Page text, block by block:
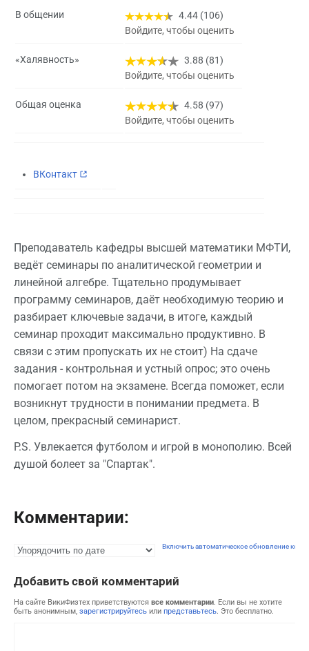
В общении
4.44 (106)
Войдите, чтобы оценить
«Халявность»
3.88 (81)
Войдите, чтобы оценить
Общая оценка
4.58 (97)
Войдите, чтобы оценить
ВКонтакт
Преподаватель кафедры высшей математики МФТИ,
ведёт семинары по аналитической геометрии и
линейной алгебре. Тщательно продумывает
программу семинаров, даёт необходимую теорию и
разбирает ключевые задачи, в итоге, каждый
семинар проходит максимально продуктивно. В
связи с этим пропускать их не стоит) На сдаче
задания - контрольная и устный опрос; это очень
помогает потом на экзамене. Всегда поможет, если
возникнут трудности в понимании предмета. В
целом, прекрасный семинарист.
P.S. Увлекается футболом и игрой в монополию. Всей
душой болеет за "Спартак".
Комментарии:
Включить автоматическое обновление
Добавить свой комментарий
На сайте ВикиФизтех приветствуются все комментарии. Если вы не хотите
быть анонимным, зарегистрируйтесь или представьтесь. Это бесплатно.